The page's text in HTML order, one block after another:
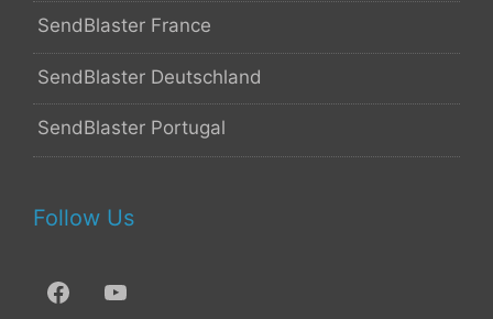
SendBlaster France
SendBlaster Deutschland
SendBlaster Portugal
Follow Us